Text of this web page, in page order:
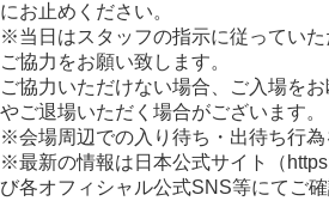
にお止めください。
※当日はスタッフの指示に従っていた
ご協力をお願い致します。
ご協力いただけない場合、ご入場を
やご退場いただく場合がございます。
※会場周辺での入り待ち・出待ち行
※最新の情報は日本公式サイト（
び各オフィシャル公式SNS等にてご確